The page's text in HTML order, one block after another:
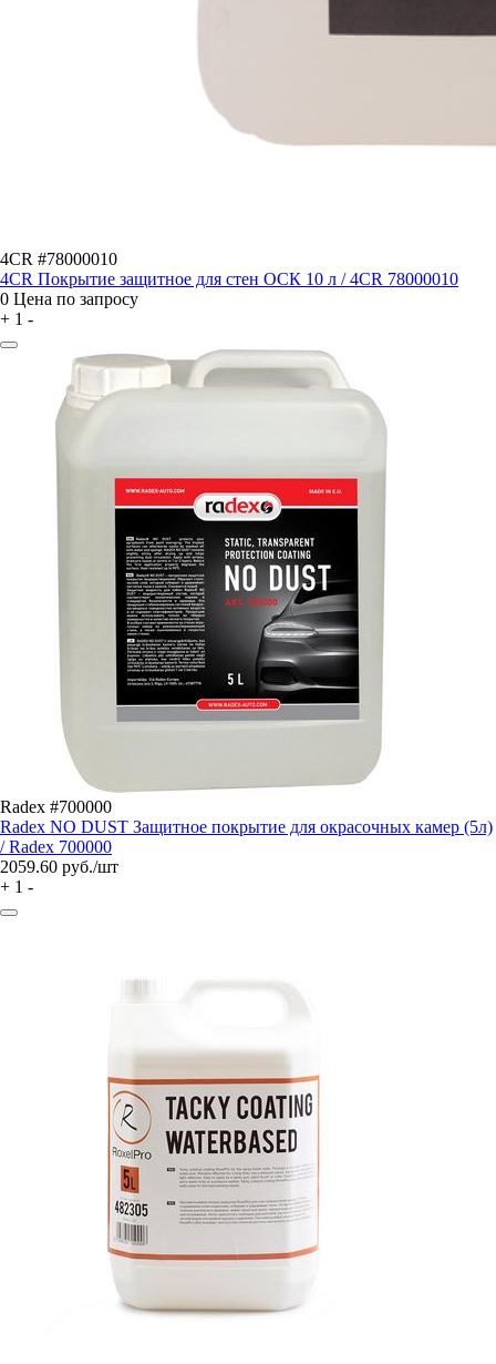
4CR #78000010
4CR Покрытие защитное для стен ОСК 10 л / 4CR 78000010
0 Цена по запросу
+ 1 -
Radex #700000
Radex NO DUST Защитное покрытие для окрасочных камер (5л)
/ Radex 700000
2059.60 руб./шт
+ 1 -